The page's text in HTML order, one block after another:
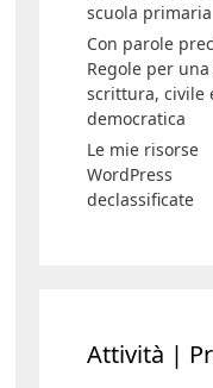
scuola primaria
Con parole
Regole per
scrittura, civile
democratica
Le mie risorse
WordPress
declassificate
Attività |